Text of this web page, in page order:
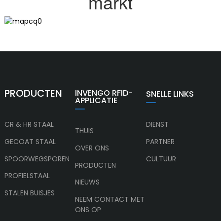
PRODUCTEN
CR & HR STAAL
GECOAT STAAL
SPOORWEGSPOREN
PROFIELSTAAL
STALEN BUISJES
INVENGO RFID-
APPLICATIE
THUIS
OVER ONS
PRODUCTEN
NIEUWS
NEEM CONTACT MET
ONS OP
SNELLE LINKS
DIENST
PARTNER
CULTUUR